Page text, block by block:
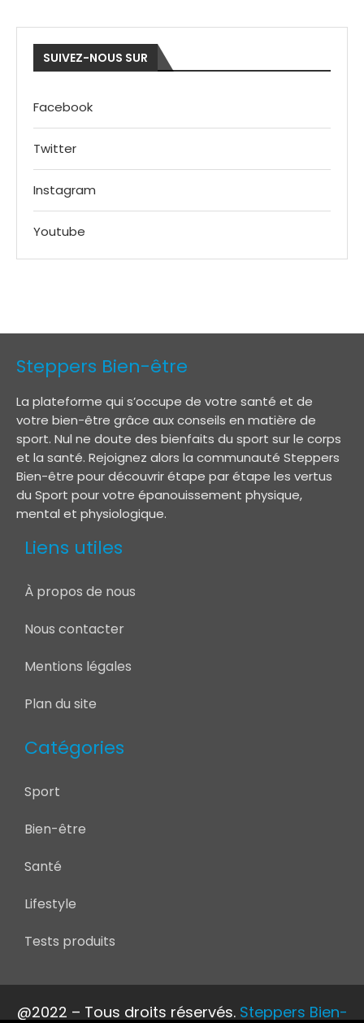
SUIVEZ-NOUS SUR
Facebook
Twitter
Instagram
Youtube
Steppers Bien-être
La plateforme qui s’occupe de votre santé et de
votre bien-être grâce aux conseils en matière de
sport. Nul ne doute des bienfaits du sport sur le corps
et la santé. Rejoignez alors la communauté Steppers
Bien-être pour découvrir étape par étape les vertus
du Sport pour votre épanouissement physique,
mental et physiologique.
Liens utiles
À propos de nous
Nous contacter
Mentions légales
Plan du site
Catégories
Sport
Bien-être
Santé
Lifestyle
Tests produits
@2022 – Tous droits réservés. Steppers Bien-